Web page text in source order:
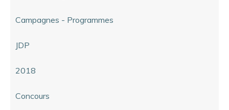
Campagnes - Programmes
JDP
2018
Concours